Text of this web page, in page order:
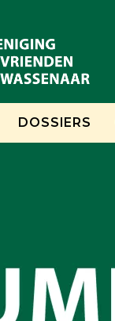
DOSSIERS